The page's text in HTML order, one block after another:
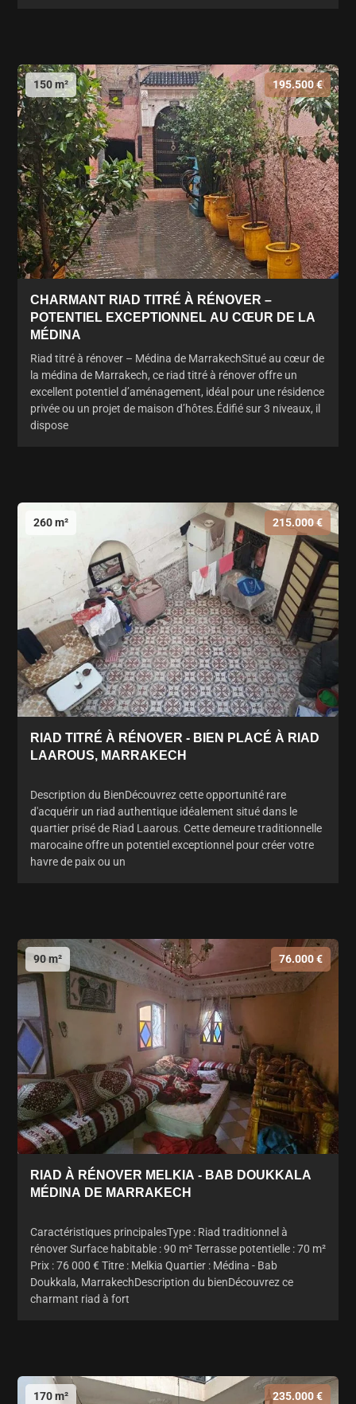
150 m² 195.500 €
CHARMANT RIAD TITRÉ À RÉNOVER –
POTENTIEL EXCEPTIONNEL AU CŒUR DE LA
MÉDINA
Riad titré à rénover – Médina de MarrakechSitué au cœur de
la médina de Marrakech, ce riad titré à rénover offre un
excellent potentiel d’aménagement, idéal pour une résidence
privée ou un projet de maison d’hôtes.Édifié sur 3 niveaux, il
dispose
260 m² 215.000 €
RIAD TITRÉ À RÉNOVER - BIEN PLACÉ À RIAD
LAAROUS, MARRAKECH
Description du BienDécouvrez cette opportunité rare
d'acquérir un riad authentique idéalement situé dans le
quartier prisé de Riad Laarous. Cette demeure traditionnelle
marocaine offre un potentiel exceptionnel pour créer votre
havre de paix ou un
90 m² 76.000 €
RIAD À RÉNOVER MELKIA - BAB DOUKKALA
MÉDINA DE MARRAKECH
Caractéristiques principalesType : Riad traditionnel à
rénover Surface habitable : 90 m² Terrasse potentielle : 70 m²
Prix : 76 000 € Titre : Melkia Quartier : Médina - Bab
Doukkala, MarrakechDescription du bienDécouvrez ce
charmant riad à fort
170 m² 235.000 €